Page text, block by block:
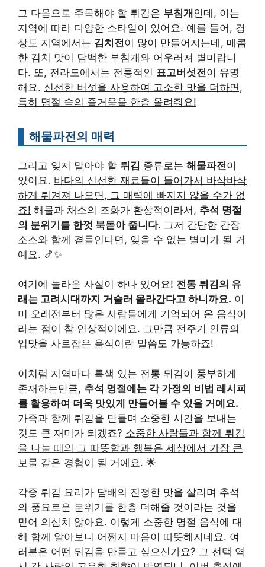
그 다음으로 주목해야 할 튀김은 부침개인데, 이는
지역에 따라 다양한 스타일이 있어요. 예를 들어, 경
상도 지역에서는 김치전이 많이 만들어지는데, 매콤
한 김치 맛이 담백한 부침개와 어우러져 별미랍니
다. 또, 전라도에서는 전통적인 표고버섯전이 유명
해요. 신선한 버섯을 사용하여 고소한 맛을 더하면,
특히 명절 속의 즐거움을 한층 올려줘요!
해물파전의 매력
그리고 잊지 말아야 할 튀김 종류로는 해물파전이
있어요. 바다의 신선한 재료들이 들어가서 바삭바삭
하게 튀겨져 나오면, 그 매력에 빠지지 않을 수가 없
죠! 해물과 채소의 조화가 환상적이라서, 추석 명절
의 분위기를 한껏 북돋아 줍니다. 그저 간단한 간장
소스와 함께 곁들인다면, 잊을 수 없는 별미가 될 거
예요. 🍤✨
여기에 놀라운 사실이 하나 있어요! 전통 튀김의 유
래는 고려시대까지 거슬러 올라간다고 하니까요. 이
미 오래전부터 많은 사람들에게 기억되어 온 음식이
라는 점이 참 인상적이에요. 그만큼 전주기 인류의
입맛을 사로잡은 음식이란 말씀도 가능하죠!
이처럼 지역마다 특색 있는 전통 튀김이 풍부하게
존재하는만큼, 추석 명절에는 각 가정의 비법 레시피
를 활용하여 더욱 맛있게 만들어볼 수 있을 거예요.
가족과 함께 튀김을 만들며 소중한 시간을 보내는
것도 큰 재미가 되겠죠? 소중한 사람들과 함께 튀김
을 나눌 때의 그 따뜻함과 행복은 세상에서 가장 큰
보물 같은 경험이 될 거예요. 🌟
각종 튀김 요리가 담배의 진정한 맛을 살리며 추석
의 풍요로운 분위기를 한층 더해줄 것이라는 것을
믿어 의심치 않아요. 이렇게 소중한 명절 음식에 대
해 함께 알아보니 어쩐지 마음이 따뜻해지네요. 여
러분은 어떤 튀김을 만들고 싶으신가요? 그 선택 역